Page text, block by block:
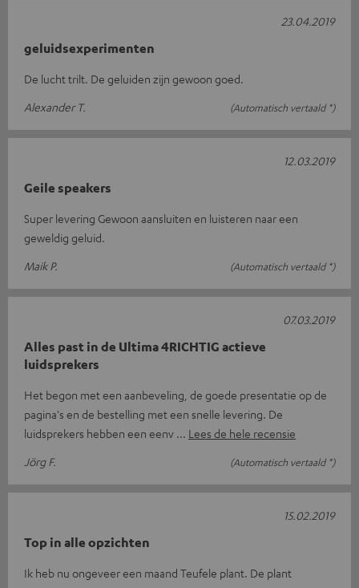
geluidsexperimenten
De lucht trilt. De geluiden zijn gewoon goed.
Alexander T.
(Automatisch vertaald *)
23.04.2019
Geile speakers
Super levering Gewoon aansluiten en luisteren naar een
geweldig geluid.
Maik P.
(Automatisch vertaald *)
12.03.2019
Alles past in de Ultima 4RICHTIG actieve
luidsprekers
Het begon met een aanbeveling, de goede presentatie op de
pagina's en de bestelling met een snelle levering. De
luidsprekers hebben een eenv
Lees de hele recensie
Jörg F.
(Automatisch vertaald *)
07.03.2019
Top in alle opzichten
Ik heb nu ongeveer een maand Teufele plant. De plant
15.02.2019